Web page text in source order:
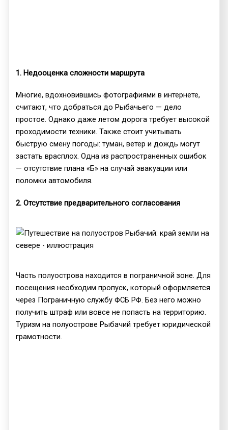
1. Недооценка сложности маршрута
Многие, вдохновившись фотографиями в интернете,
считают, что добраться до Рыбачьего — дело
простое. Однако даже летом дорога требует высокой
проходимости техники. Также стоит учитывать
быструю смену погоды: туман, ветер и дождь могут
застать врасплох. Одна из распространенных ошибок
— отсутствие плана «Б» на случай эвакуации или
поломки автомобиля.
2. Отсутствие предварительного согласования
Часть полуострова находится в пограничной зоне. Для
посещения необходим пропуск, который оформляется
через Пограничную службу ФСБ РФ. Без него можно
получить штраф или вовсе не попасть на территорию.
Туризм на полуострове Рыбачий требует юридической
грамотности.